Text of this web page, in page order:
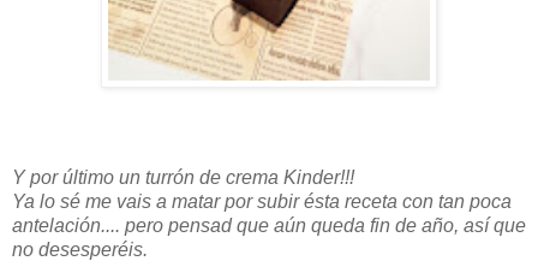
Y por último un turrón de crema Kinder!!!
Ya lo sé me vais a matar por subir ésta receta con tan poca
antelación.... pero pensad que aún queda fin de año, así que
no desesperéis.